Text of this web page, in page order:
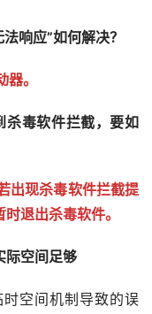
响应”如何解决？
。
杀毒软件拦截，要如
出现杀毒软件拦截提
退出杀毒软件。
际空间足够
空间机制导致的误